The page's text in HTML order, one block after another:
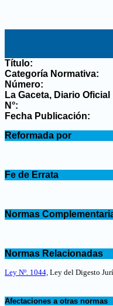
Título:
Categoría Normativa:
Número:
La Gaceta, Diario Oficial
N°:
Fecha Publicación:
Reformada por
Fe de Errata
Normas
Normas Relacionadas
Ley Nº. 1044, Ley del Digesto
Afectaciones a otras normas